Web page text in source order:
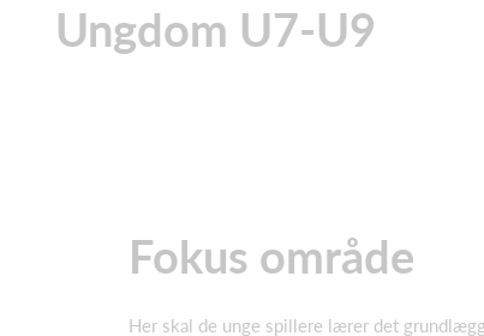
Ungdom U7-U9
Fokus område
Her skal de unge spillere lærer det